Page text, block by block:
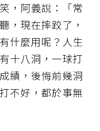
，阿義說：「常
，現在摔跤了，
什麼用呢？人生
十八洞，一球打
績，後悔前幾洞
不好，都於事無